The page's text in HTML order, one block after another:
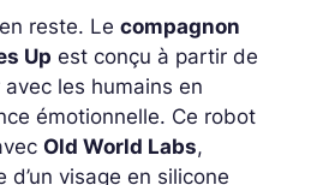
reste. Le compagnon
Up est conçu à partir de
les humains en
émotionnelle. Ce robot
Old World Labs,
d’un visage en silicone